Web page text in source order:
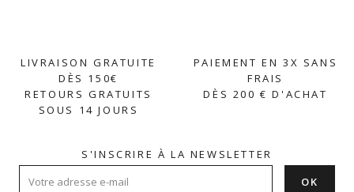
LIVRAISON GRATUITE
DÈS 150€
RETOURS GRATUITS
SOUS 14 JOURS
PAIEMENT EN 3X SANS
FRAIS
DÈS 200 € D'ACHAT
S'INSCRIRE À LA NEWSLETTER